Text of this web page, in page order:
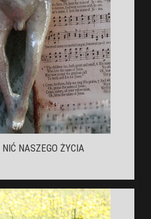
NASZEGO ŻYCIA